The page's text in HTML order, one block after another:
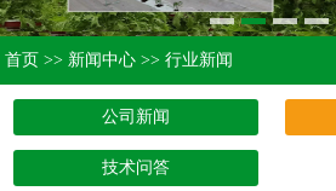
首页 >> 新闻中心 >> 行业新闻
公司新闻
技术问答